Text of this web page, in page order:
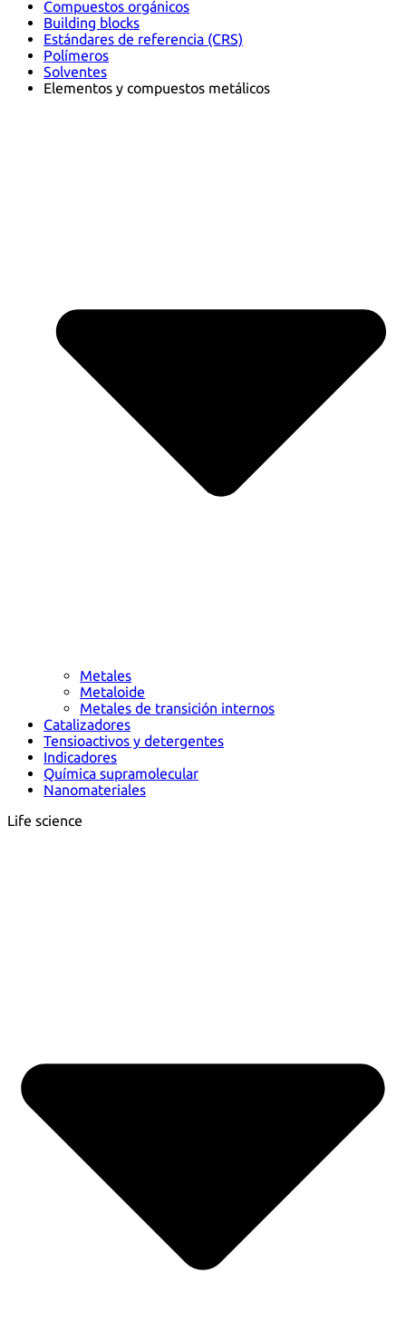
Compuestos orgánicos
Building blocks
Estándares de referencia (CRS)
Polímeros
Solventes
Elementos y compuestos metálicos
Metales
Metaloide
Metales de transición internos
Catalizadores
Tensioactivos y detergentes
Indicadores
Química supramolecular
Nanomateriales
Life science